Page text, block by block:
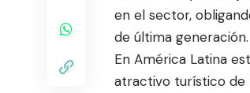
en el sector,
de última generación.
En América Latina
atractivo turístico de